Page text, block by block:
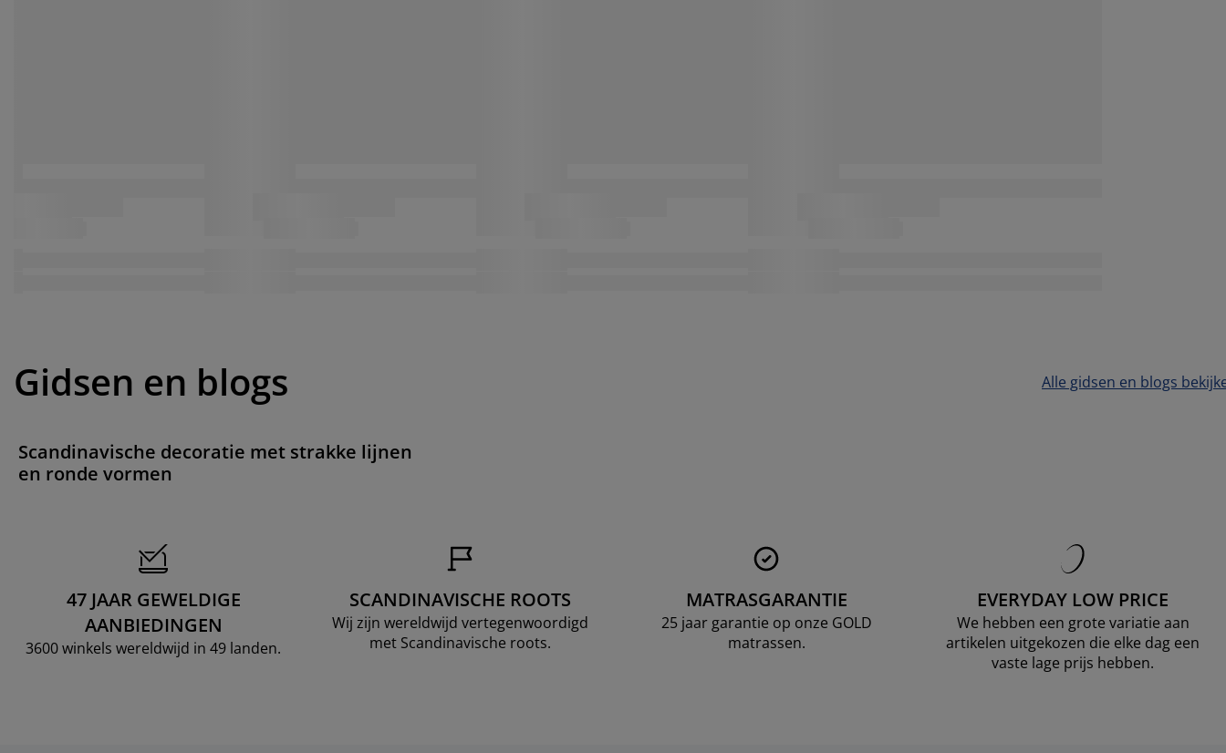
Gidsen en blogs Alle gidsen en blogs
Scandinavische decoratie met strakke lijnen
en ronde vormen
47 JAAR GEWELDIGE
AANBIEDINGEN
3600 winkels wereldwijd in 49 landen.
SCANDINAVISCHE ROOTS
Wij zijn wereldwijd vertegenwoordigd
met Scandinavische roots.
MATRASGARANTIE
25 jaar garantie op onze GOLD
matrassen.
EVERYDAY LOW PRICE
We hebben een grote variatie aan
artikelen uitgekozen die elke dag een
vaste lage prijs hebben.